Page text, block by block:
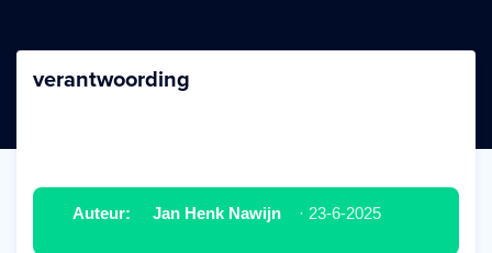
verantwoording
Auteur: Jan Henk Nawijn · 23-6-2025